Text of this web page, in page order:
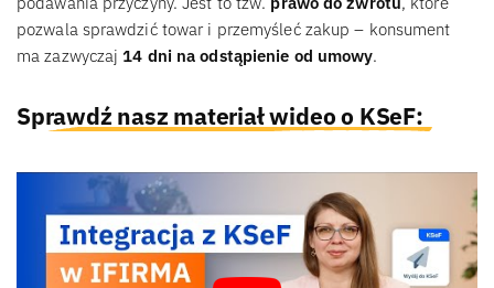
pozwala sprawdzić towar i przemyśleć zakup – konsument
ma zazwyczaj 14 dni na odstąpienie od umowy.
Sprawdź nasz materiał wideo o KSeF: